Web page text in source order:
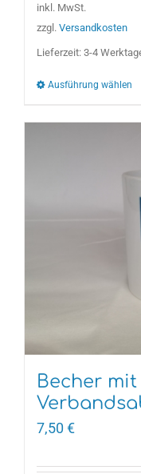
Die
inkl. MwSt.
zzgl. Versandkosten
Lieferzeit: 3-4
Ausführung wählen
Becher mit
7,50 €